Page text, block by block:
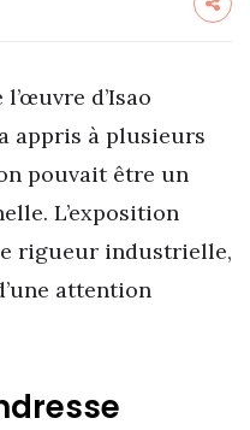
d’Isao
appris à plusieurs
pouvait être un
L’exposition
rigueur industrielle,
attention